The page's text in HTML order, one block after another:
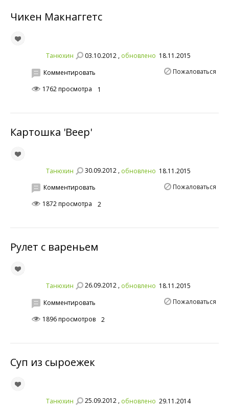
Чикен Макнаггетс
Танюхин 03.10.2012 , обновлено 18.11.2015
Пожаловаться
Комментировать
1762 просмотра
1
Картошка 'Веер'
Танюхин 30.09.2012 , обновлено 18.11.2015
Пожаловаться
Комментировать
1872 просмотра
2
Рулет с вареньем
Танюхин 26.09.2012 , обновлено 18.11.2015
Пожаловаться
Комментировать
1896 просмотров
2
Суп из сыроежек
Танюхин 25.09.2012 , обновлено 29.11.2014